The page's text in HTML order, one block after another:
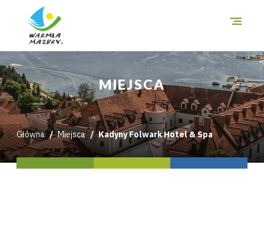
O szlakach
Miejsca
Trasy
i wycieczki
Mapa
MIEJSCA
Główna Miejsca Kadyny Folwark Hotel & Spa